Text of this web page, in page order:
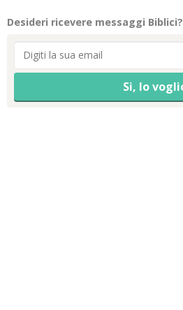
Desideri ricevere messaggi Biblici?